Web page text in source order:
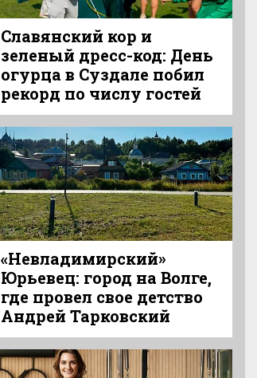
Славянский кор и
зеленый дресс-код: День
огурца в Суздале побил
рекорд по числу гостей
«Невладимирский»
Юрьевец: город на Волге,
где провел свое детство
Андрей Тарковский